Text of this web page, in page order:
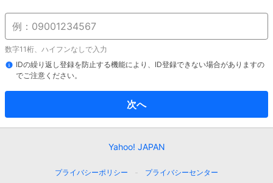
数字11桁、ハイフンなしで入力
IDの繰り返し登録を防止する機能により、ID登録できない場合がありますの
でご注意ください。
次へ
Yahoo! JAPAN
プライバシーポリシー
プライバシーセンター